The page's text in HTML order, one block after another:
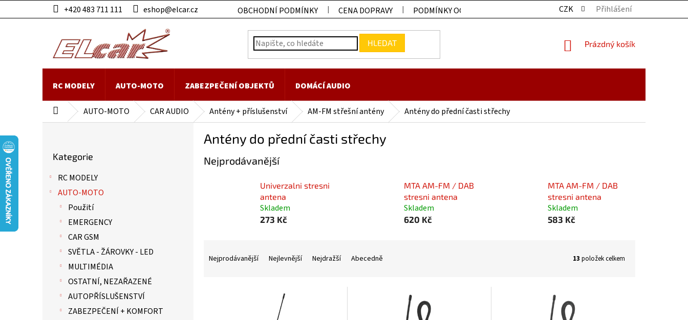
na
+420 483 711 111 eshop@elcar.cz OBCHODNÍ PODMÍNKY CENA DOPRAVY PODMÍNKY OCHRANY OSOBNÍCH ÚDAJŮ KONTAKTY
CZK Přihlášení
HLEDAT
NÁKUPNÍ
Prázdný košík
RC MODELY AUTO-MOTO ZABEZPEČENÍ OBJEKTŮ DOMÁCÍ AUDIO
Domů AUTO-MOTO CAR AUDIO Antény + příslušenství AM-FM střešní antény Antény do přední časti střechy
kategorie
Kategorie
RC MODELY
AUTO-MOTO
Použití
EMERGENCY
CAR GSM
SVĚTLA - ŽÁROVKY - LED
MULTIMÉDIA
OSTATNÍ, NEZAŘAZENÉ
AUTOPŘÍSLUŠENSTVÍ
ZABEZPEČENÍ + KOMFORT
Antény do přední časti střechy
Nejprodávanější
Univerzalni stresni
antena
Skladem
273 Kč
MTA AM-FM / DAB
stresni antena
Skladem
620 Kč
MTA AM-FM / DAB
stresni antena
Skladem
583 Kč
Nejprodávanější Nejlevnější Nejdražší Abecedně 13 položek celkem